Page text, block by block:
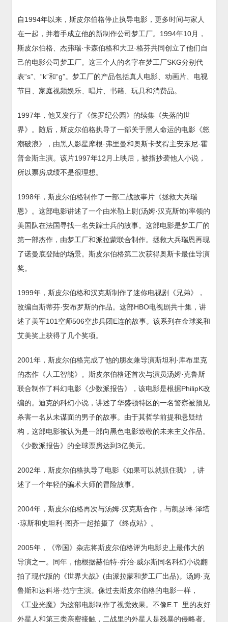
自1994年以来，斯皮尔伯格停止执导电影，更多时间与家人
在一起，并着手成立他的新制作公司梦工厂。1994年10月，
斯皮尔伯格、杰弗瑞·卡森伯格和大卫·格芬共同创立了他们自
己的电影公司梦工厂。这三个人的名字在梦工厂SKG分别代
表“s”、“k”和“g”。梦工厂的产品包括真人电影、动画片、电视
节目、家庭视频娱乐、唱片、书籍、玩具和消费品。
1997年，他又发行了《侏罗纪公园》的续集《失落的世
界》。随后，斯皮尔伯格执导了一部关于黑人命运的电影《怒
潮破浪》，由黑人影星摩根·弗里曼和奥斯卡奖得主安东尼·霍
普金斯主演。该片1997年12月上映后，被指抄袭他人小说，
所以票房成绩不是很理想。
1998年，斯皮尔伯格制作了一部二战故事片《拯救大兵瑞
恩》。这部电影讲述了一个由米勒上尉(汤姆·汉克斯饰)率领的
美国队在法国寻找一名失踪士兵的故事。这部电影是梦工厂的
第一部杰作，由梦工厂和派拉蒙联合制作。拯救大兵瑞恩再现
了诺曼底登陆的场景。斯皮尔伯格第二次获得奥斯卡最佳导演
奖。
1999年，斯皮尔伯格和汉克斯制作了迷你电视剧《兄弟》，
改编自斯蒂芬·安布罗斯的作品。这部HBO电视剧共十集，讲
述了美军101空师506空步兵团E连的故事。该系列在金球奖和
艾美奖上获得了几个奖项。
2001年，斯皮尔伯格完成了他的朋友兼导演斯坦利·库布里克
的杰作《人工智能》。斯皮尔伯格还首次与演员汤姆·克鲁斯
联合制作了科幻电影《少数派报告》，该电影是根据PhilipK改
编的。迪克的科幻小说，讲述了华盛顿特区的一名警察被预见
杀害一名从未谋面的男子的故事。由于其哲学前提和悬疑结
构，这部电影被认为是一部向黑色电影致敬的未来主义作品。
《少数派报告》的全球票房达到3亿美元。
2002年，斯皮尔伯格执导了电影《如果可以就抓住我》，讲
述了一个年轻的骗术大师的冒险故事。
2004年，斯皮尔伯格再次与汤姆·汉克斯合作，与凯瑟琳·泽塔
·琼斯和史坦利·图齐一起拍摄了《终点站》。
2005年，《帝国》杂志将斯皮尔伯格评为电影史上最伟大的
导演之一。同年，他根据赫伯特·乔治·威尔斯同名科幻小说翻
拍了现代版的《世界大战》(由派拉蒙和梦工厂出品)。汤姆·克
鲁斯和达科塔·范宁主演。像过去斯皮尔伯格的电影一样，
《工业光魔》为这部电影制作了视觉效果。不像E.T .里的友好
外星人和第三类亲密接触，二战里的外星人是残暴的侵略者。